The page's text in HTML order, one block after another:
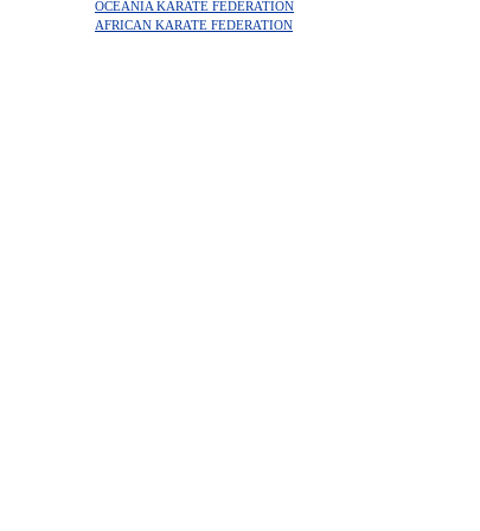
OCEANIA KARATE FEDERATION
AFRICAN KARATE FEDERATION